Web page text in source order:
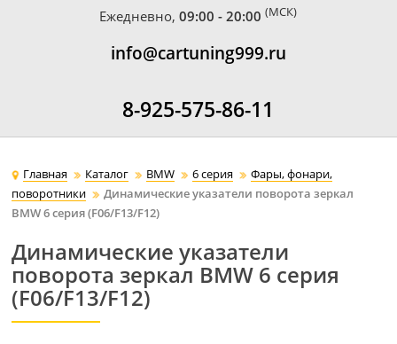
Ежедневно,09:00 - 20:00 (МСК)
info@cartuning999.ru
8-925-575-86-11
Главная Каталог BMW 6 серия
Фары, фонари,
поворотники
Динамические указатели поворота зеркал
BMW 6 серия (F06/F13/F12)
Динамические указатели
поворота зеркал BMW 6 серия
(F06/F13/F12)